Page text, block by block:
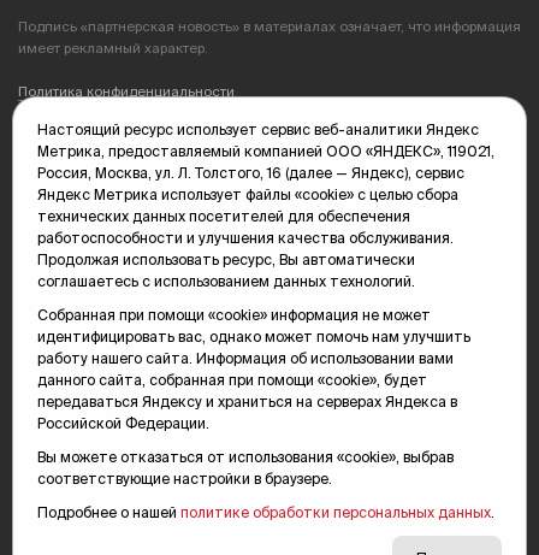
Подпись «партнерская новость» в материалах означает, что информация
имеет рекламный характер.
Политика конфиденциальности
Редакция: 625035, Тюмень, пр. Геологоразведчиков, 28А
(3452) 68-89-05
edit@vsluh.ru
Главный редактор: Панкина Т.Ю.
kika@vsluh.ru
По вопросам рекламы:
(3452) 68-89-78
kotovaev@sibinformburo.ru
mim@vsluh.ru
16+
Настоящий ресурс использует сервис веб-аналитики Яндекс
Метрика, предоставляемый компанией ООО «ЯНДЕКС», 119021,
Россия, Москва, ул. Л. Толстого, 16 (далее — Яндекс), сервис
Яндекс Метрика использует файлы «cookie» с целью сбора
технических данных посетителей для обеспечения
работоспособности и улучшения качества обслуживания.
Продолжая использовать ресурс, Вы автоматически
соглашаетесь с использованием данных технологий.
Собранная при помощи «cookie» информация не может
идентифицировать вас, однако может помочь нам улучшить
работу нашего сайта. Информация об использовании вами
данного сайта, собранная при помощи «cookie», будет
передаваться Яндексу и храниться на серверах Яндекса в
Российской Федерации.
Вы можете отказаться от использования «cookie», выбрав
соответствующие настройки в браузере.
Подробнее о нашей политике обработки персональных данных